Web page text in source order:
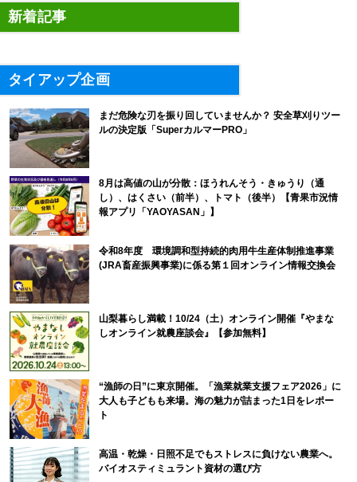
新着記事
タイアップ企画
まだ危険な刃を振り回していませんか？ 安全草刈りツー
ルの決定版「SuperカルマーPRO」
8月は高値の山が分散：ほうれんそう・きゅうり（通
し）、はくさい（前半）、トマト（後半）【青果市況情
報アプリ「YAOYASAN」】
令和8年度 環境調和型持続的肉用牛生産体制推進事業
(JRA畜産振興事業)に係る第１回オンライン情報交換会
山梨暮らし満載！10/24（土）オンライン開催『やまな
しオンライン就農座談会』【参加無料】
“漁師の日”に東京開催。「漁業就業支援フェア2026」に
大人も子どもも来場。海の魅力が詰まった1日をレポー
ト
高温・乾燥・日照不足でもストレスに負けない農業へ。
バイオスティミュラント資材の選び方